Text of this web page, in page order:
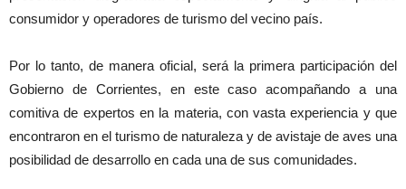
consumidor y operadores de turismo del vecino país.
Por lo tanto, de manera oficial, será la primera participación del
Gobierno de Corrientes, en este caso acompañando a una
comitiva de expertos en la materia, con vasta experiencia y que
encontraron en el turismo de naturaleza y de avistaje de aves una
posibilidad de desarrollo en cada una de sus comunidades.